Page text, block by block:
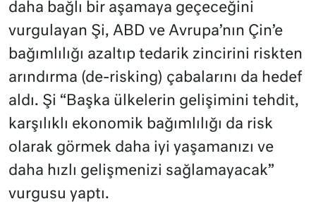
daha bağlı bir aşamaya geçeceğini
vurgulayan Şi, ABD ve Avrupa’nın Çin’e
bağımlılığı azaltıp tedarik zincirini riskten
arındırma (de-risking) çabalarını da hedef
aldı. Şi “Başka ülkelerin gelişimini tehdit,
karşılıklı ekonomik bağımlılığı da risk
olarak görmek daha iyi yaşamanızı ve
daha hızlı gelişmenizi sağlamayacak”
vurgusu yaptı.